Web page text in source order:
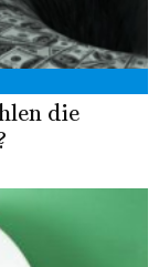
die